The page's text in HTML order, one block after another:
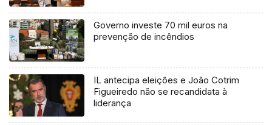
Governo investe 70 mil euros na
prevenção de incêndios
IL antecipa eleições e João Cotrim
Figueiredo não se recandidata à
liderança